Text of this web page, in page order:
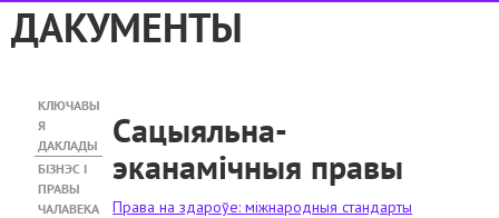
ДАКУМЕНТЫ
КЛЮЧАВЫ
Я
ДАКЛАДЫ
БІЗНЭС І
ПРАВЫ
ЧАЛАВЕКА
Сацыяльна-
эканамічныя правы
Права на здароўе: міжнародныя стандарты